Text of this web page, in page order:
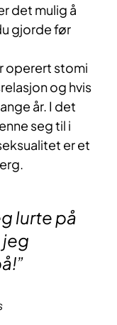
det mulig å
gjorde før
operert stomi
og hvis
år. I det
seg til i
er et
lurte på
jeg